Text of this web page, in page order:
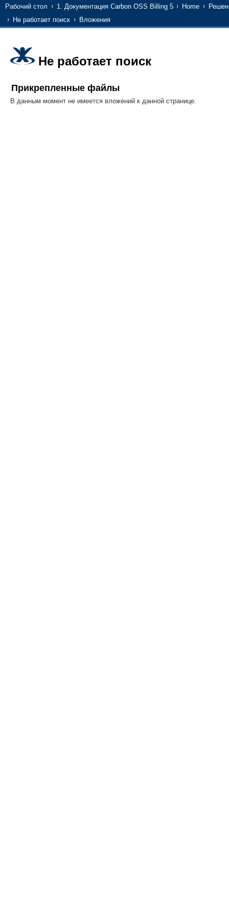
Рабочий стол 1. Документация Carbon OSS Billing 5 Home
Не работает поиск
Вложения
Не работает поиск
Прикрепленные файлы
В данным момент не имеется вложений к данной странице.